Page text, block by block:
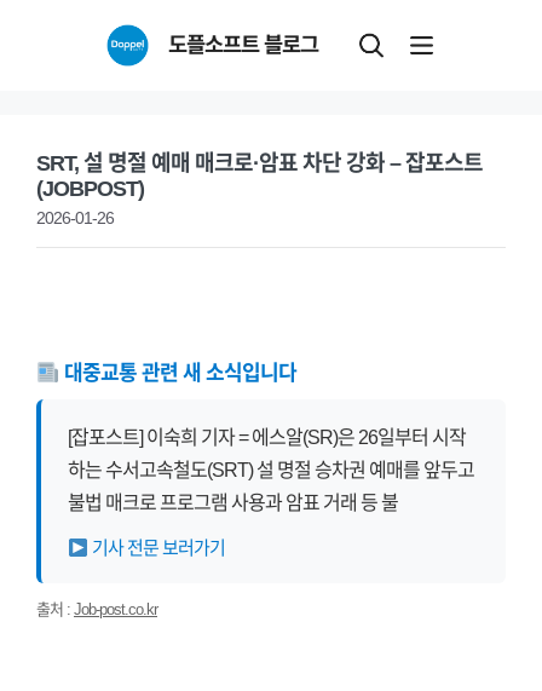
도플소프트 블로그
SRT, 설 명절 예매 매크로·암표 차단 강화 – 잡포스트
(JOBPOST)
2026-01-26
대중교통 관련 새 소식입니다
[잡포스트] 이숙희 기자 = 에스알(SR)은 26일부터 시작
하는 수서고속철도(SRT) 설 명절 승차권 예매를 앞두고
불법 매크로 프로그램 사용과 암표 거래 등 불
기사 전문 보러가기
출처 : Job-post.co.kr